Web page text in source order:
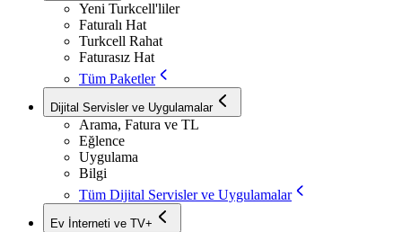
Yeni Turkcell'liler
Faturalı Hat
Turkcell Rahat
Faturasız Hat
Tüm Paketler
Dijital Servisler ve Uygulamalar
Arama, Fatura ve TL
Eğlence
Uygulama
Bilgi
Tüm Dijital Servisler ve Uygulamalar
Ev İnterneti ve TV+